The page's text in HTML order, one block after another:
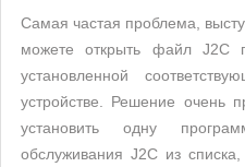
Самая частая проблема,
можете открыть файл J2C
установленной
устройстве. Решение очень
установить одну
обслуживания J2C из